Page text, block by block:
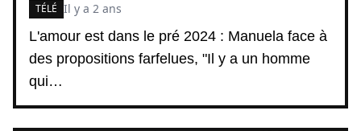
L'amour est dans le pré 2024 : Manuela face à
des propositions farfelues, "Il y a un homme
qui…
TÉLÉ Il y a 2 ans